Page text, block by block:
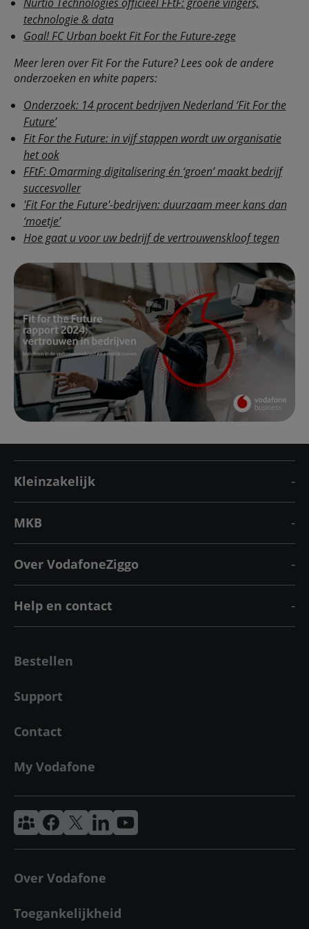
technologie & data
Goal! FC Urban boekt Fit For the Future-zege
Meer leren over Fit For the Future? Lees ook de andere
onderzoeken en white papers:
Onderzoek: 14 procent bedrijven Nederland ‘Fit For the
Future’
Fit For the Future: in vijf stappen wordt uw organisatie
het ook
FFtF: Omarming digitalisering én ‘groen’ maakt bedrijf
succesvoller
'Fit For the Future'-bedrijven: duurzaam meer kans dan
‘moetje’
Hoe gaat u voor uw bedrijf de vertrouwenskloof tegen
Kleinzakelijk
MKB
Over VodafoneZiggo
Help en contact
Bestellen
Support
Contact
My Vodafone
Vodafone & Ziggo Community
Vodafone Facebook
Vodafone XVodafoneZiggo LinkedIn
Vodafone YouTube
Over Vodafone
Toegankelijkheid